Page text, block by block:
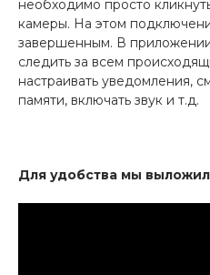
необходимо просто
камеры. На этом
завершенным. В
следить за всем
настраивать уведомления,
памяти, включать звук и т.д.
Для удобства мы